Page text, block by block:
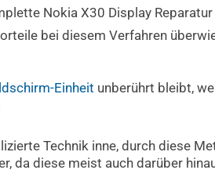
Nokia X30 Display
bei diesem Verfahren
Einheit unberührt bleibt,
Technik inne, durch diese
da diese meist auch darüber